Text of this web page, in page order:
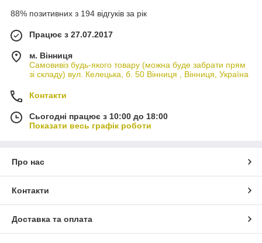
88% позитивних з 194 відгуків за рік
Працює з 27.07.2017
м. Вінниця
Самовивіз будь-якого товару (можна буде забрати прям
зі складу) вул. Келецька, б. 50 Вінниця , Вінниця, Україна
Контакти
Сьогодні працює з 10:00 до 18:00
Показати весь графік роботи
Про нас
Контакти
Доставка та оплата